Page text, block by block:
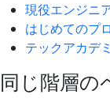
現役エンジニ
はじめてのプ
テックアカデ
同じ階層の